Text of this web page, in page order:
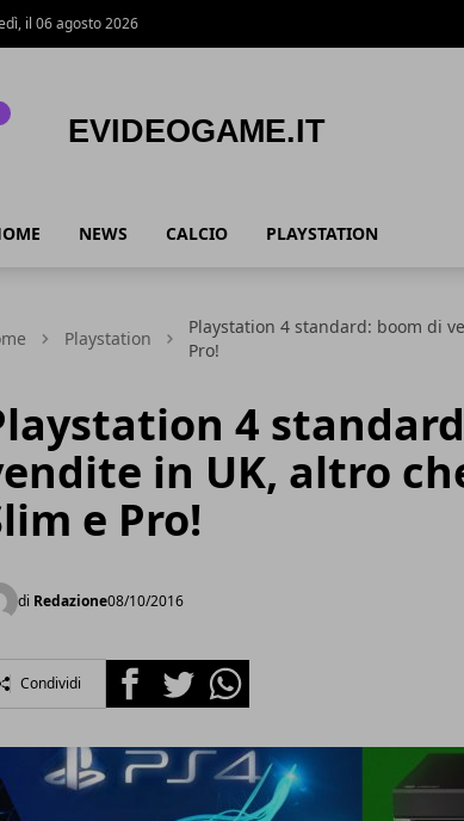
il 06 agosto 2026
NEWS CALCIO PLAYSTATION
Playstation
Playstation 4 standard: boom di
Pro!
4
in UK, altro
e Pro!
di Redazione08/10/2016
Condividi FacebookTwitterWhatsapp